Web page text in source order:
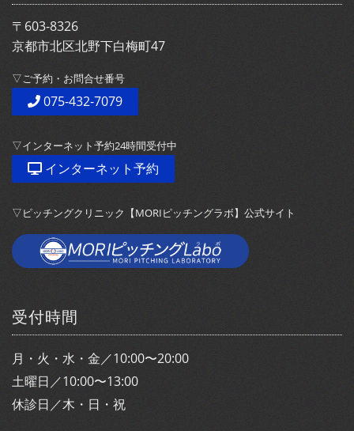
〒603-8326
京都市北区北野下白梅町47
▽ご予約・お問合せ番号
075-432-7079
▽インターネット予約24時間受付中
インターネット予約
▽ピッチングクリニック【MORIピッチングラボ】公式サイト
受付時間
月・火・水・金／10:00〜20:00
土曜日／10:00〜13:00
休診日／木・日・祝